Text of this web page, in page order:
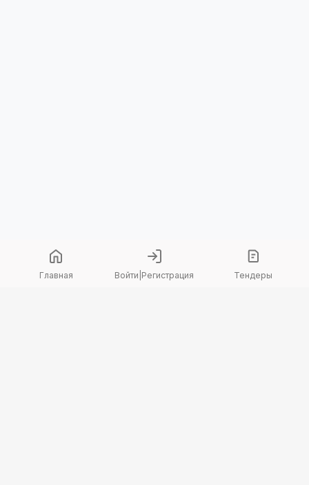
Главная Войти Регистрация Тендеры